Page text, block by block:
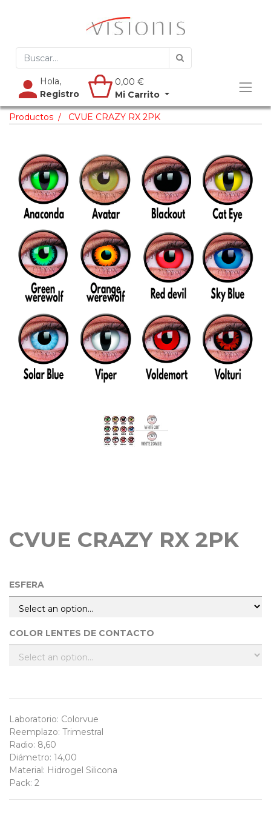
Hola,
Registro
0,00 €
Mi Carrito
Productos CVUE CRAZY RX 2PK
CVUE CRAZY RX 2PK
ESFERA
COLOR LENTES DE CONTACTO
Laboratorio: Colorvue
Reemplazo: Trimestral
Radio: 8,60
Diámetro: 14,00
Material : Hidrogel Silicona
Pack: 2